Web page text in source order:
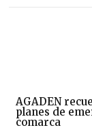
AGADEN
planes de
comarca